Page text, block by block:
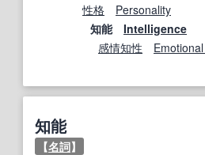
性格
Personality
知能 Intelligence
感情知性
知能
【名詞】